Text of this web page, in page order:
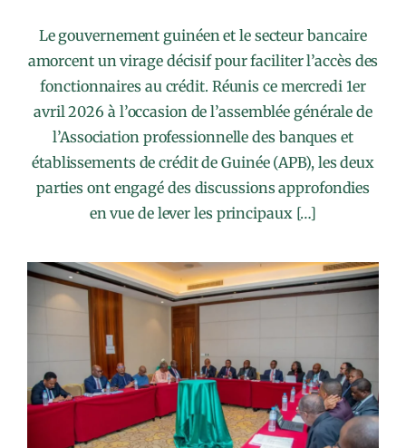
Le gouvernement guinéen et le secteur bancaire
amorcent un virage décisif pour faciliter l’accès des
fonctionnaires au crédit. Réunis ce mercredi 1er
avril 2026 à l’occasion de l’assemblée générale de
l’Association professionnelle des banques et
établissements de crédit de Guinée (APB), les deux
parties ont engagé des discussions approfondies
en vue de lever les principaux […]